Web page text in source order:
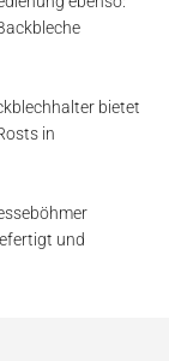
bietet
in
und